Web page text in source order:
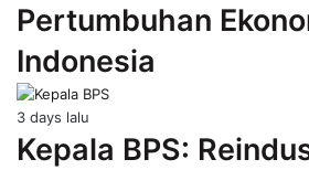
Pertumbuhan
Indonesia
3 days lalu
Kepala BPS: